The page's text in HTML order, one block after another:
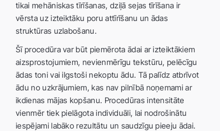
tikai mehāniskas tīrīšanas, dziļā sejas tīrīšana ir
vērsta uz izteiktāku poru attīrīšanu un ādas
struktūras uzlabošanu.
Šī procedūra var būt piemērota ādai ar izteiktākiem
aizsprostojumiem, nevienmērīgu tekstūru, pelēcīgu
ādas toni vai ilgstoši nekoptu ādu. Tā palīdz atbrīvot
ādu no uzkrājumiem, kas nav pilnībā noņemami ar
ikdienas mājas kopšanu. Procedūras intensitāte
vienmēr tiek pielāgota individuāli, lai nodrošinātu
iespējami labāko rezultātu un saudzīgu pieeju ādai.